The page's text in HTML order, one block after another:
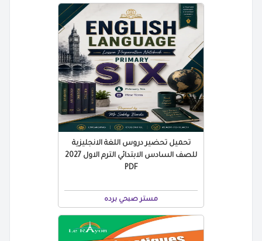
تحميل تحضير دروس اللغة الانجليزية
للصف السادس الابتدائي الترم الاول 2027
PDF
مستر صبحي برده